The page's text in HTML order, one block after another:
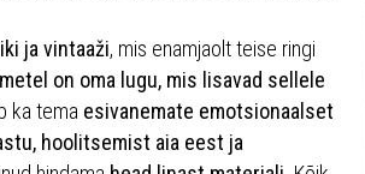
ja vintaaži, mis enamjaolt teise ringi
on oma lugu, mis lisavad sellele
ka tema esivanemate emotsionaalset
hoolitsemist aia eest ja